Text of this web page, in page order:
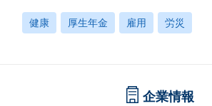
健康 厚生年金 雇用 労災
企業情報